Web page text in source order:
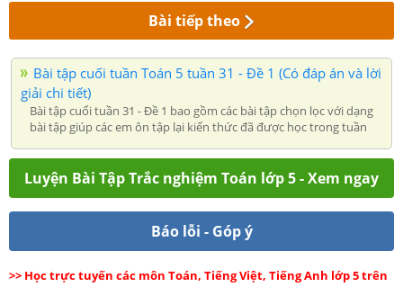
Bài tiếp theo
Bài tập cuối tuần Toán 5 tuần 31 - Đề 1 (Có đáp án và lời
giải chi tiết)
Bài tập cuối tuần 31 - Đề 1 bao gồm các bài tập chọn lọc với dạng
bài tập giúp các em ôn tập lại kiến thức đã được học trong tuần
Luyện Bài Tập Trắc nghiệm Toán lớp 5 - Xem ngay
Báo lỗi - Góp ý
>> Học trực tuyến các môn Toán, Tiếng Việt, Tiếng Anh lớp 5 trên